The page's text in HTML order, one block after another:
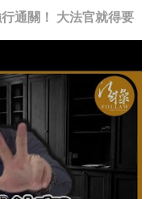
通關！ 大法官就得要